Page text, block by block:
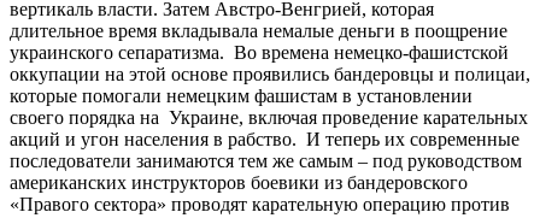
вертикаль власти. Затем Австро-Венгрией, которая
длительное время вкладывала немалые деньги в поощрение
украинского сепаратизма. Во времена немецко-фашистской
оккупации на этой основе проявились бандеровцы и полицаи,
которые помогали немецким фашистам в установлении
своего порядка на Украине, включая проведение карательных
акций и угон населения в рабство. И теперь их современные
последователи занимаются тем же самым – под руководством
американских инструкторов боевики из бандеровского
«Правого сектора» проводят карательную операцию против